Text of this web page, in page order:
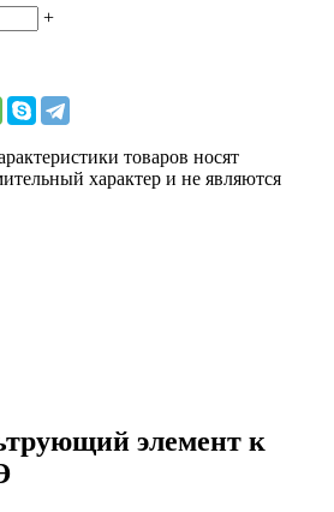
+
товаров носят
характер и не являются
элемент к